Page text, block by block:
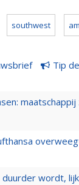
southwest
Tip
wordt,